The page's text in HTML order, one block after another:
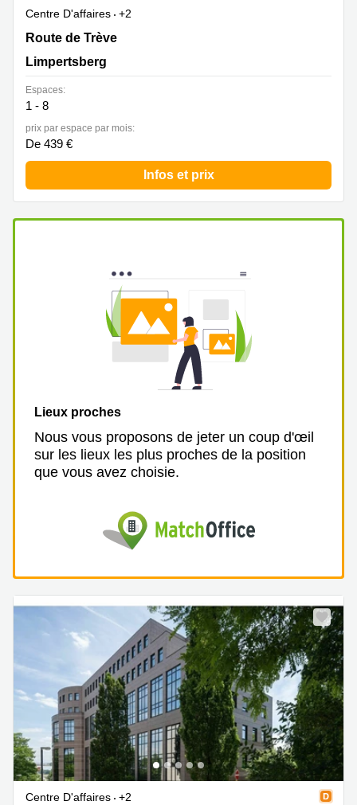
Centre D'affaires
+2
Route de Trève 6D,Bâtiment D, Limpertsberg
Route de Trève
Limpertsberg
Espaces:
1 - 8
prix par espace par mois:
De 439 €
Infos et prix
Lieux proches
Nous vous proposons de jeter un coup d'œil
sur les lieux les plus proches de la position
que vous avez choisie.
Centre D'affaires
+2